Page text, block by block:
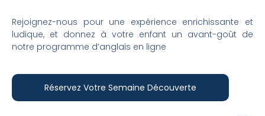
Rejoignez-nous pour une expérience enrichissante et
ludique, et donnez à votre enfant un avant-goût de
notre programme d’anglais en ligne
Réservez Votre Semaine Découverte